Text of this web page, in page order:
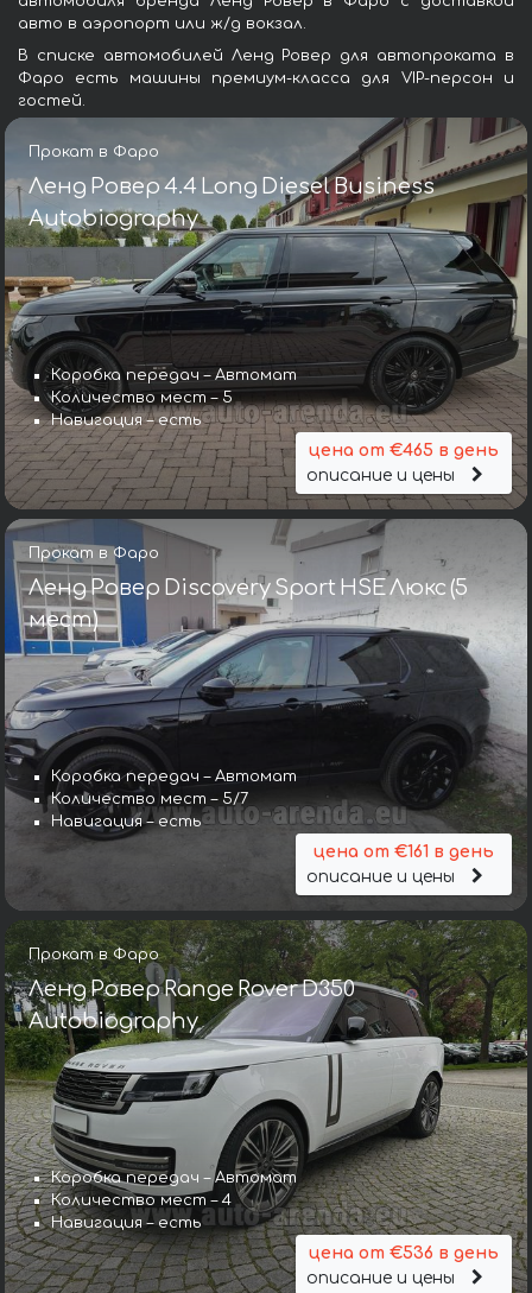
авто в аэропорт или ж/д вокзал.
В списке автомобилей Ленд Ровер для автопроката в
Фаро есть машины премиум-класса для VIP-персон и
гостей.
Прокат в Фаро
Ленд Ровер 4.4 Long Diesel Business
Autobiography
Коробка передач – Автомат
Количество мест – 5
Навигация – есть
цена от €465 в день
описание и цены
Прокат в Фаро
Ленд Ровер Discovery Sport HSE Люкс (5
мест)
Коробка передач – Автомат
Количество мест – 5/7
Навигация – есть
цена от €161 в день
описание и цены
Прокат в Фаро
Ленд Ровер Range Rover D350
Autobiography
Коробка передач – Автомат
Количество мест – 4
Навигация – есть
цена от €536 в день
описание и цены